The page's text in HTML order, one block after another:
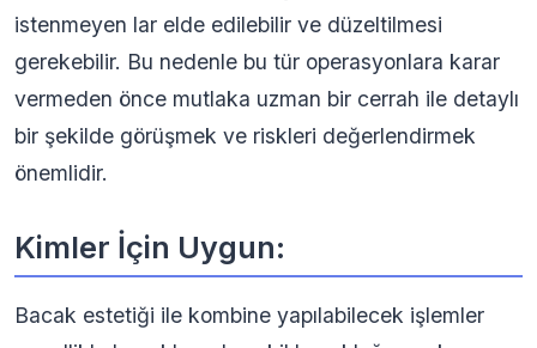
istenmeyen lar elde edilebilir ve düzeltilmesi
gerekebilir. Bu nedenle bu tür operasyonlara karar
vermeden önce mutlaka uzman bir cerrah ile detaylı
bir şekilde görüşmek ve riskleri değerlendirmek
önemlidir.
Kimler İçin Uygun:
Bacak estetiği ile kombine yapılabilecek işlemler